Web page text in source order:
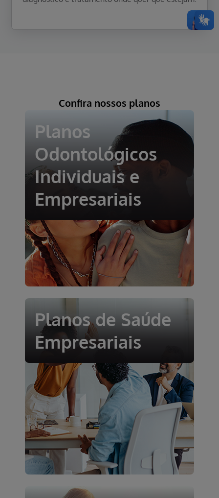
Confira nossos planos
Planos
Odontológicos
Individuais e
Empresariais
Planos de Saúde
Empresariais